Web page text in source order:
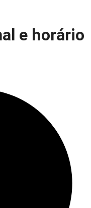
e horário